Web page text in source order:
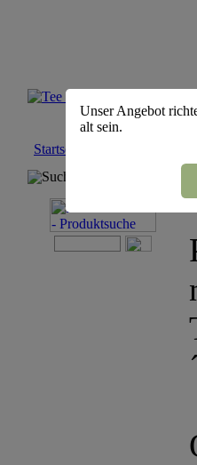
Startseite
Suchmaschine
Unser Angebot
alt sein.